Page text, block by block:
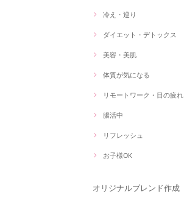
冷え・巡り
ダイエット・デトックス
美容・美肌
体質が気になる
リモートワーク・目の疲れ
腸活中
リフレッシュ
お子様OK
オリジナルブレンド作成